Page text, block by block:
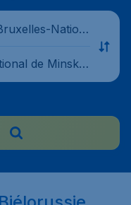
Nation
de Minsk),